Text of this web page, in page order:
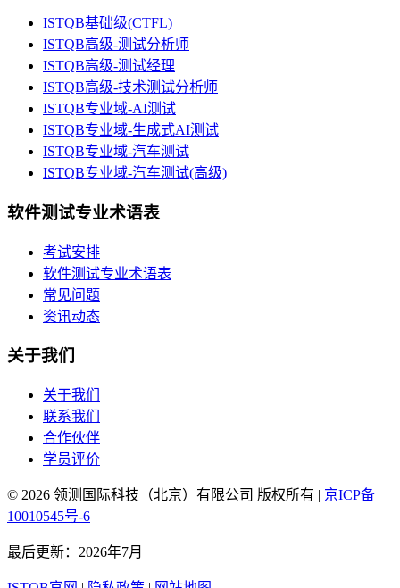
ISTQB基础级(CTFL)
ISTQB高级-测试分析师
ISTQB高级-测试经理
ISTQB高级-技术测试分析师
ISTQB专业域-AI测试
ISTQB专业域-生成式AI测试
ISTQB专业域-汽车测试
ISTQB专业域-汽车测试(高级)
软件测试专业术语表
考试安排
软件测试专业术语表
常见问题
资讯动态
关于我们
关于我们
联系我们
合作伙伴
学员评价
© 2026 领测国际科技（北京）有限公司 版权所有 | 京ICP备
10010545号-6
最后更新：2026年7月